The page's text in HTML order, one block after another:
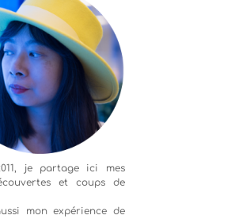
je partage ici mes
et coups de
mon expérience de